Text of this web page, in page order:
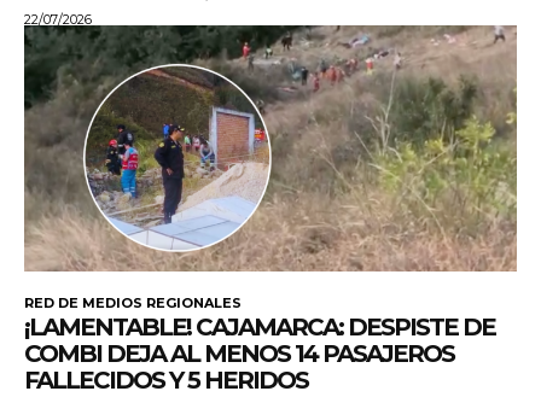
22/07/2026
RED DE MEDIOS REGIONALES
¡LAMENTABLE! CAJAMARCA: DESPISTE DE
COMBI DEJA AL MENOS 14 PASAJEROS
FALLECIDOS Y 5 HERIDOS